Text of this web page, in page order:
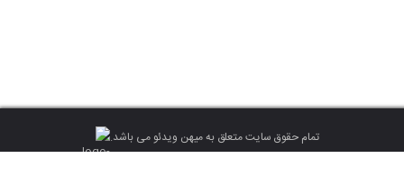
تمام حقوق سایت متعلق به میهن ویدئو می باشد.